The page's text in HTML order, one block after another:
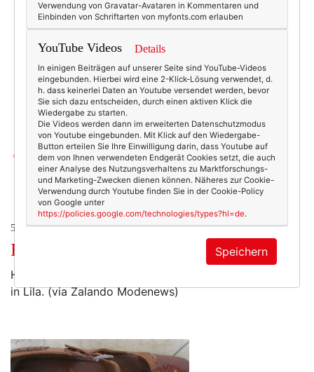
50+ LIFESTYLE
Roman Polanski für Prada.
Helena und Ben waren auch dabei. Und ein Pelzmantel
in Lila. (via Zalando Modenews)
Verwendung von Gravatar-Avataren in Kommentaren und
Einbinden von Schriftarten von myfonts.com erlauben
YouTube Videos Details
In einigen Beiträgen auf unserer Seite sind YouTube-Videos
eingebunden. Hierbei wird eine 2-Klick-Lösung verwendet, d.
h. dass keinerlei Daten an Youtube versendet werden, bevor
Sie sich dazu entscheiden, durch einen aktiven Klick die
Wiedergabe zu starten.
Die Videos werden dann im erweiterten Datenschutzmodus
von Youtube eingebunden. Mit Klick auf den Wiedergabe-
Button erteilen Sie Ihre Einwilligung darin, dass Youtube auf
dem von Ihnen verwendeten Endgerät Cookies setzt, die auch
einer Analyse des Nutzungsverhaltens zu Marktforschungs-
und Marketing-Zwecken dienen können. Näheres zur Cookie-
Verwendung durch Youtube finden Sie in der Cookie-Policy
von Google unter
https://policies.google.com/technologies/types?hl=de.
Speichern